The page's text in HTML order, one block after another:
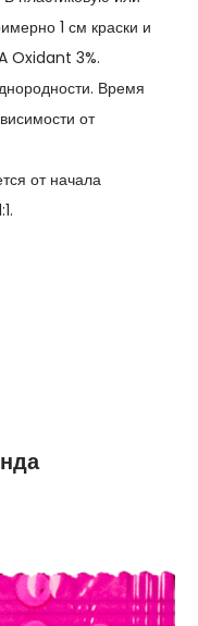
1 см краски и
Oxidant 3%.
Время
от
от начала